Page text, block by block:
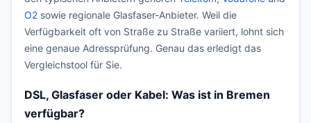
O2 sowie regionale Glasfaser-Anbieter. Weil die
Verfügbarkeit oft von Straße zu Straße variiert, lohnt sich
eine genaue Adressprüfung. Genau das erledigt das
Vergleichstool für Sie.
DSL, Glasfaser oder Kabel: Was ist in Bremen
verfügbar?